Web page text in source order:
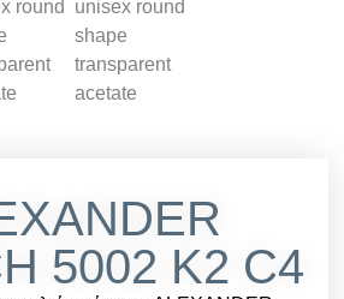
5002 K2 C4